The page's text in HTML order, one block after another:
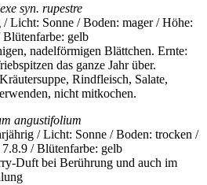
syn. rupestre
Licht: Sonne / Boden: mager / Höhe:
gelb
nadelförmigen Blättchen. Ernte:
das ganze Jahr über.
Rindfleisch, Salate,
nicht mitkochen.
angustifolium
/ Licht: Sonne / Boden: trocken /
/ Blütenfarbe: gelb
Duft bei Berührung und auch im